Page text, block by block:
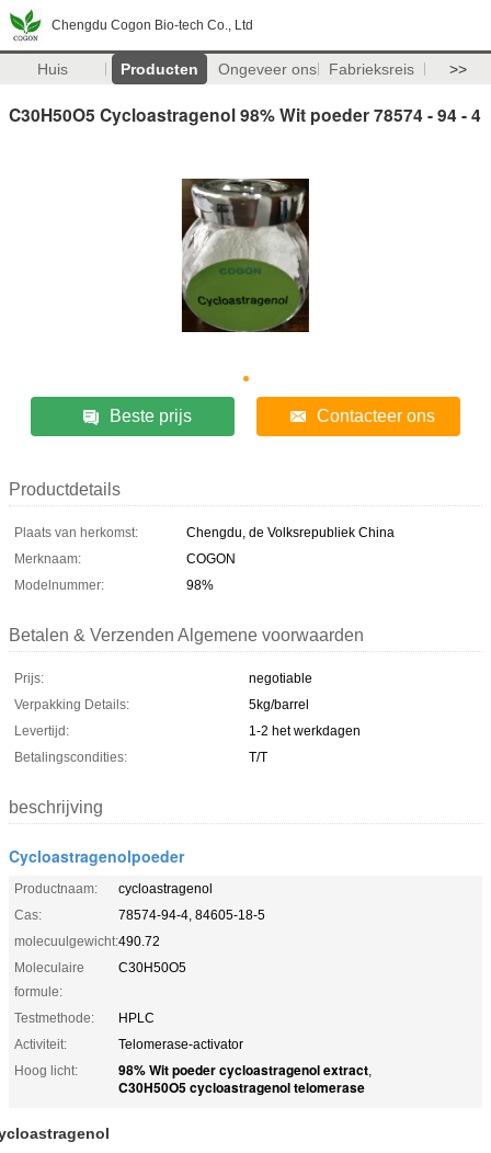
Chengdu Cogon Bio-tech Co., Ltd
Huis Producten Ongeveer ons Fabrieksreis >>
C30H50O5 Cycloastragenol 98% Wit poeder 78574 - 94 - 4
Beste prijs Contacteer ons
Productdetails
Plaats van herkomst:
Chengdu, de Volksrepubliek China
Merknaam:
COGON
Modelnummer:
98%
Betalen & Verzenden Algemene voorwaarden
Prijs:
negotiable
Verpakking Details:
5kg/barrel
Levertijd:
1-2 het werkdagen
Betalingscondities:
T/T
beschrijving
Cycloastragenolpoeder
Productnaam:
cycloastragenol
Cas:
78574-94-4, 84605-18-5
molecuulgewicht:490.72
Moleculaire
formule:
C30H50O5
Testmethode:
HPLC
Activiteit:
Telomerase-activator
Hoog licht:
98% Wit poeder cycloastragenol extract,
C30H50O5 cycloastragenol telomerase